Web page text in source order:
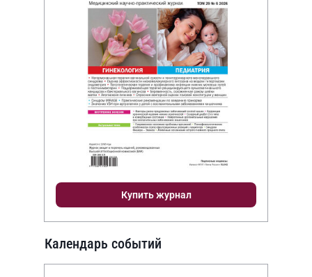
Купить журнал
Календарь событий